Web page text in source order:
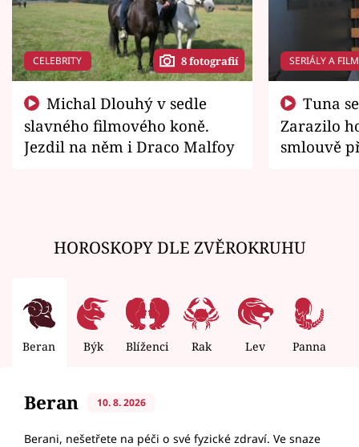
CELEBRITY 8 fotografií
slavného filmového koně.
Jezdil na něm i Draco Malfoy
SERIÁLY A
Zarazilo
smlouvě
HOROSKOPY DLE ZVĚROKRUHU
Beran Býk Blíženci Rak Lev Panna
Beran 10. 8. 2026
Berani, nešetřete na péči o své fyzické zdraví. Ve snaze